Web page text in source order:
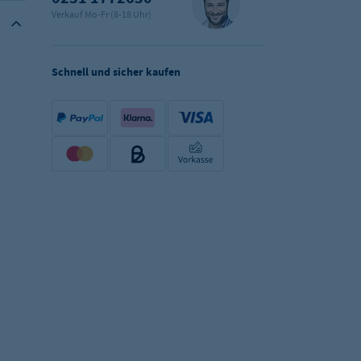
Verkauf Mo-Fr (8-18 Uhr)
Schnell und sicher kaufen